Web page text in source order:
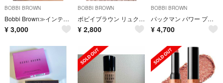
BOBBI BROWN
Bobbi Brown≫インテンシブ スキン セラム ファンデーション
¥ 3,000
BOBBI BROWN
ボビイブラウン リュクス アイシャドウ デュオ
¥ 2,800
BOBBI BROWN
パックマン パワー プレイ アイ パレット
¥ 4,700